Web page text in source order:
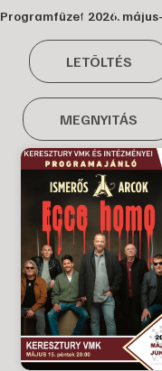
Programfüzet 2026.
LETÖLTÉS
MEGNYITÁS